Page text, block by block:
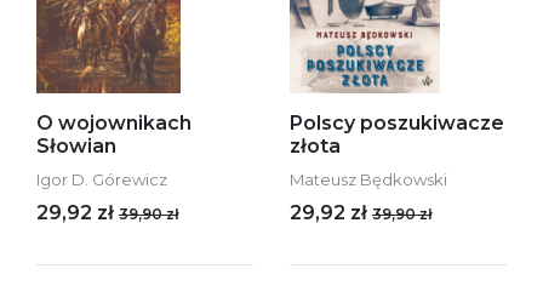
O wojownikach
Słowian
Igor D. Górewicz
29,92 zł 39,90 zł
Polscy poszukiwacze
złota
Mateusz Będkowski
29,92 zł 39,90 zł